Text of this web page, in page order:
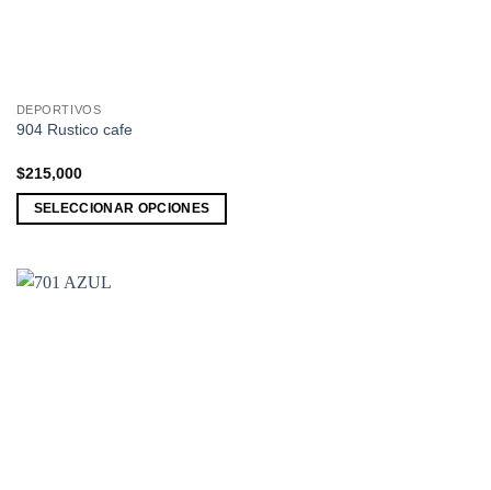
DEPORTIVOS
904 Rustico cafe
$215,000
SELECCIONAR OPCIONES
Este
producto
tiene
variantes.
se